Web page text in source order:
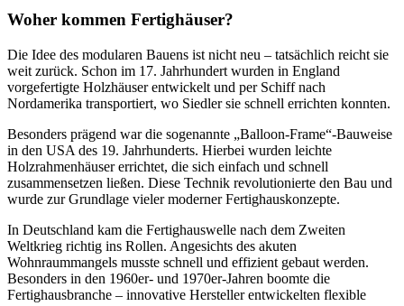
Woher kommen Fertighäuser?
Die Idee des modularen Bauens ist nicht neu – tatsächlich reicht sie
weit zurück. Schon im 17. Jahrhundert wurden in England
vorgefertigte Holzhäuser entwickelt und per Schiff nach
Nordamerika transportiert, wo Siedler sie schnell errichten konnten.
Besonders prägend war die sogenannte „Balloon-Frame“-Bauweise
in den USA des 19. Jahrhunderts. Hierbei wurden leichte
Holzrahmenhäuser errichtet, die sich einfach und schnell
zusammensetzen ließen. Diese Technik revolutionierte den Bau und
wurde zur Grundlage vieler moderner Fertighauskonzepte.
In Deutschland kam die Fertighauswelle nach dem Zweiten
Weltkrieg richtig ins Rollen. Angesichts des akuten
Wohnraummangels musste schnell und effizient gebaut werden.
Besonders in den 1960er- und 1970er-Jahren boomte die
Fertighausbranche – innovative Hersteller entwickelten flexible